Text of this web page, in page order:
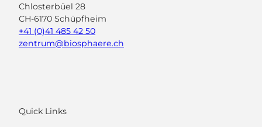
Chlosterbüel 28
CH-6170 Schüpfheim
+41 (0)41 485 42 50
zentrum@biosphaere.ch
Quick Links